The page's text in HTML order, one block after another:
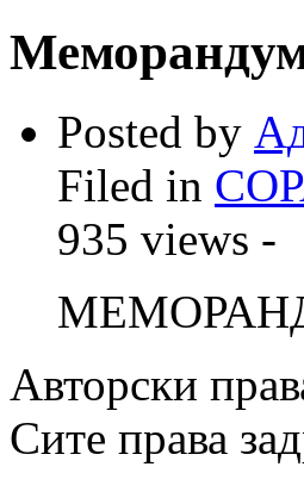
Меморандум
Posted by
Filed in
935 views -
Авторски
Сите права